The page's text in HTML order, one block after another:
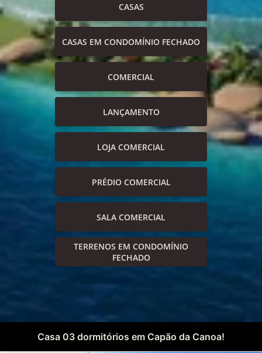
CASAS
CASAS EM CONDOMÍNIO FECHADO
COMERCIAL
LANÇAMENTO
LOJA COMERCIAL
PRÉDIO COMERCIAL
SALA COMERCIAL
TERRENOS EM CONDOMÍNIO
FECHADO
Casa 03 dormitórios em Capão da Canoa!